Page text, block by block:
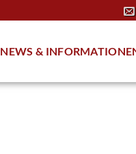
NEWS &